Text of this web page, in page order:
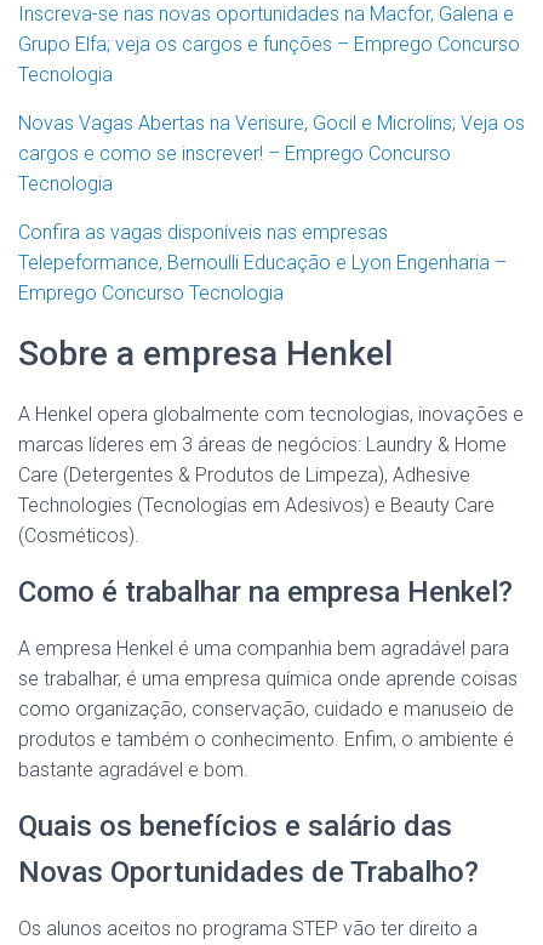
Inscreva-se nas novas oportunidades na Macfor, Galena e
Grupo Elfa; veja os cargos e funções – Emprego Concurso
Tecnologia
Novas Vagas Abertas na Verisure, Gocil e Microlins; Veja os
cargos e como se inscrever! – Emprego Concurso
Tecnologia
Confira as vagas disponíveis nas empresas
Telepeformance, Bernoulli Educação e Lyon Engenharia –
Emprego Concurso Tecnologia
Sobre a empresa Henkel
A Henkel opera globalmente com tecnologias, inovações e
marcas líderes em 3 áreas de negócios: Laundry & Home
Care (Detergentes & Produtos de Limpeza), Adhesive
Technologies (Tecnologias em Adesivos) e Beauty Care
(Cosméticos).
Como é trabalhar na empresa Henkel?
A empresa Henkel é uma companhia bem agradável para
se trabalhar, é uma empresa química onde aprende coisas
como organização, conservação, cuidado e manuseio de
produtos e também o conhecimento. Enfim, o ambiente é
bastante agradável e bom.
Quais os benefícios e salário das
Novas Oportunidades de Trabalho?
Os alunos aceitos no programa STEP vão ter direito a